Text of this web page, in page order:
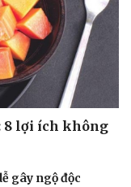
8 lợi ích không
gây ngộ độc